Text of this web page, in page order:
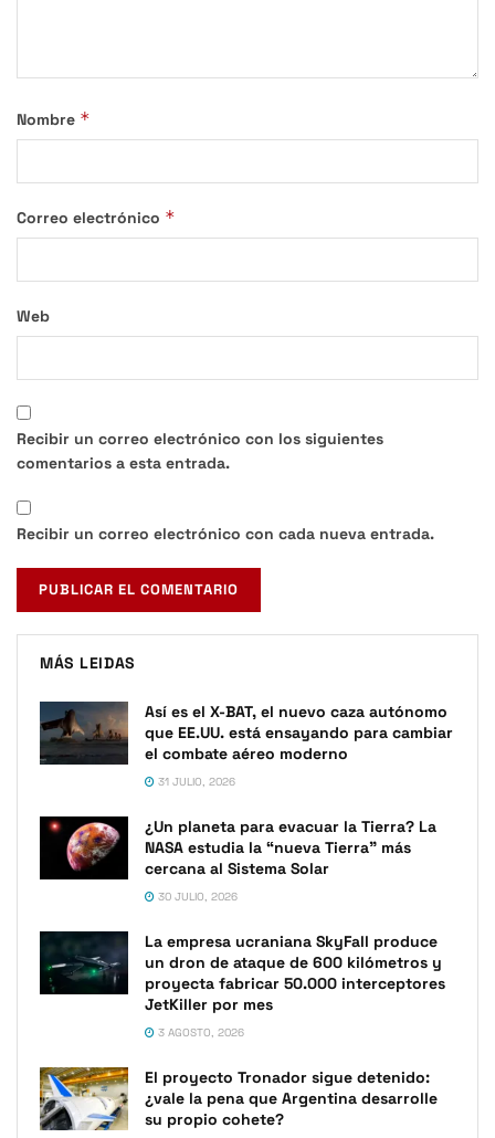
Nombre *
Correo electrónico *
Web
Recibir un correo electrónico con los siguientes
comentarios a esta entrada.
Recibir un correo electrónico con cada nueva entrada.
MÁS LEIDAS
Así es el X-BAT, el nuevo caza autónomo
que EE.UU. está ensayando para cambiar
el combate aéreo moderno
31 JULIO, 2026
¿Un planeta para evacuar la Tierra? La
NASA estudia la “nueva Tierra” más
cercana al Sistema Solar
30 JULIO, 2026
La empresa ucraniana SkyFall produce
un dron de ataque de 600 kilómetros y
proyecta fabricar 50.000 interceptores
JetKiller por mes
3 AGOSTO, 2026
El proyecto Tronador sigue detenido:
¿vale la pena que Argentina desarrolle
su propio cohete?